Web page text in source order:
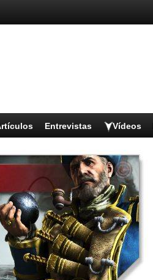
Entrevistas Vídeos